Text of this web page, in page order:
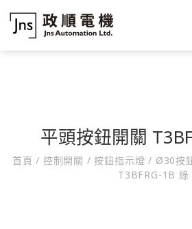
平頭按鈕開關
首頁/ 控制開關 / 按鈕指示燈/ Ø30按
T3BFRG-1B 綠